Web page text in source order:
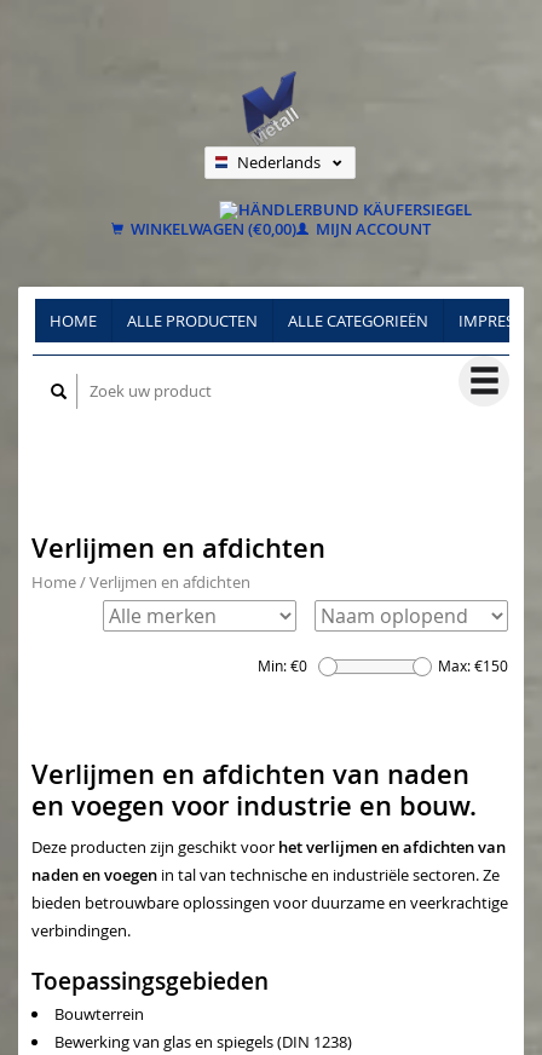
Nederlands
Français
WINKELWAGEN (€0,00) MIJN ACCOUNT
HOME ALLE PRODUCTEN ALLE CATEGORIEËN
Verlijmen en afdichten
Home/Verlijmen en afdichten
Min: €0 Max: €150
Verlijmen en afdichten van naden
en voegen voor industrie en bouw.
Deze producten zijn geschikt voor het verlijmen en afdichten van
naden en voegen in tal van technische en industriële sectoren. Ze
bieden betrouwbare oplossingen voor duurzame en veerkrachtige
verbindingen.
Toepassingsgebieden
Bouwterrein
Bewerking van glas en spiegels (DIN 1238)